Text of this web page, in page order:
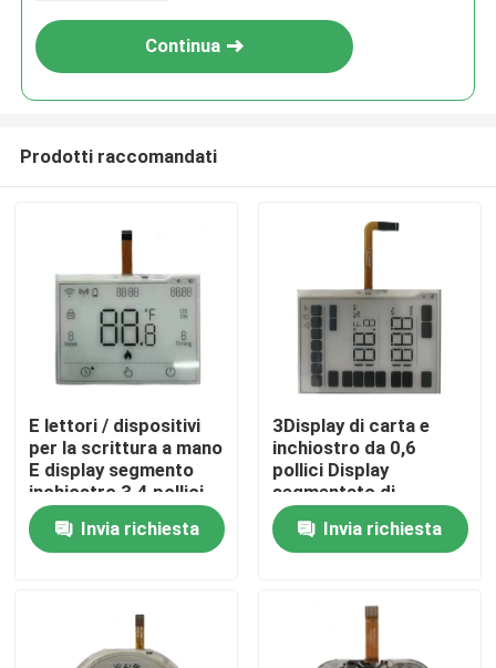
Casa
Video
Continua
Prodotti raccomandati
E lettori / dispositivi
per la scrittura a mano
E display segmento
inchiostro 3.4 pollici
dimensione
personalizzata
Invia richiesta
3Display di carta e
inchiostro da 0,6
pollici Display
segmentato di
inchiostro e inchiostro
personalizzato
Invia richiesta